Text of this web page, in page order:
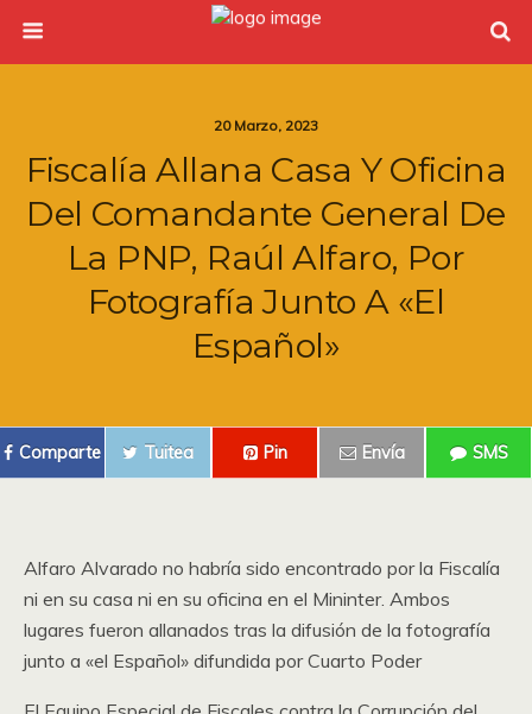
20 Marzo, 2023
Fiscalía Allana Casa Y Oficina
Del Comandante General De
La PNP, Raúl Alfaro, Por
Fotografía Junto A «el
Español»
Comparte Tuitea Pin Envía SMS
Alfaro Alvarado no habría sido encontrado por la Fiscalía
ni en su casa ni en su oficina en el Mininter. Ambos
lugares fueron allanados tras la difusión de la fotografía
junto a «el Español» difundida por Cuarto Poder